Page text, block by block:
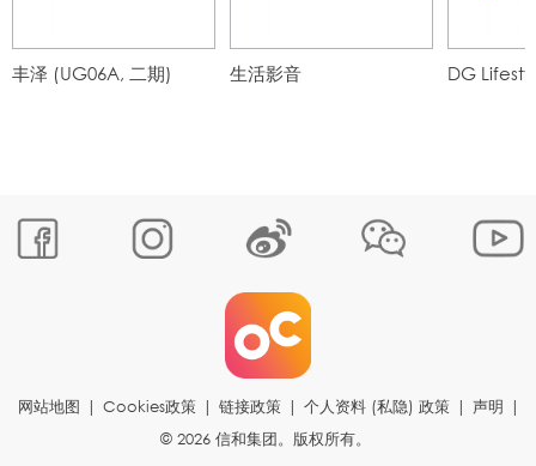
丰泽 (UG06A, 二期) 生活影音 DG
网站地图 | Cookies政策 | 链接政策 | 个人资料 (私隐) 政策 | 声明 |
© 2026 信和集团。版权所有。